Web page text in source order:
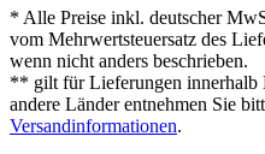
* Alle Preise inkl. deutscher
vom Mehrwertsteuersatz des
wenn nicht anders beschrieben.
** gilt für Lieferungen innerhalb
andere Länder entnehmen Sie
Versandinformationen.